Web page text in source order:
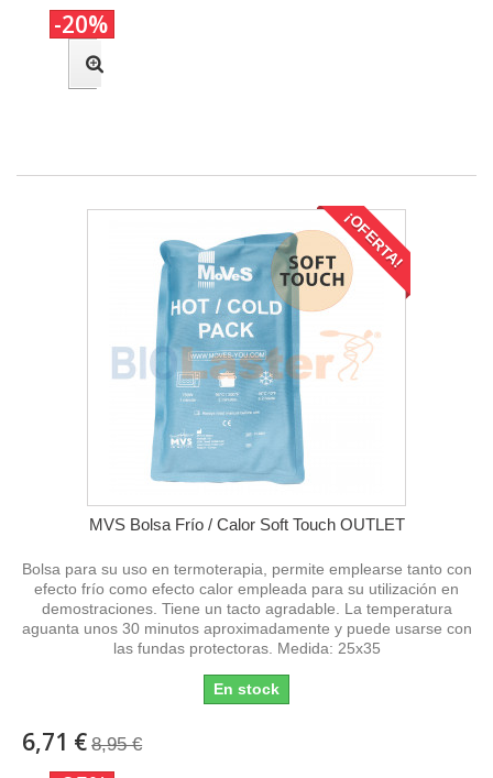
-20%
¡OFERTA!
MVS Bolsa Frío / Calor Soft Touch OUTLET
Bolsa para su uso en termoterapia, permite emplearse tanto con
efecto frío como efecto calor empleada para su utilización en
demostraciones. Tiene un tacto agradable. La temperatura
aguanta unos 30 minutos aproximadamente y puede usarse con
las fundas protectoras. Medida: 25x35
En stock
6,71 € 8,95 €